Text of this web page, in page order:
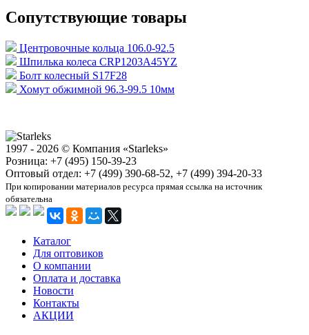
Сопутствующие товары
Центровочные кольца 106.0-92.5
Шпилька колеса CRP1203A45YZ
Болт колесный S17F28
Хомут обжимной 96.3-99.5 10мм
1997 - 2026 © Компания «Starleks»
Розница: +7 (495) 150-39-23
Оптовый отдел: +7 (499) 390-68-52, +7 (499) 394-20-33
При копировании материалов ресурса прямая ссылка на источник
обязательна
Каталог
Для оптовиков
О компании
Оплата и доставка
Новости
Контакты
АКЦИИ